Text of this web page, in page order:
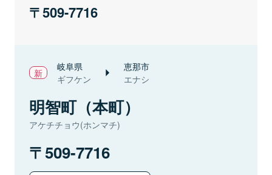
509-7716
岐阜県
ギフケン
恵那市
エナシ
明智町（本町）
アケチチョウ(ホンマチ)
509-7716